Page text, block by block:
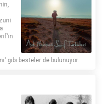
gibi besteler de bulunuyor.